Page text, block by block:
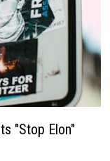
"Stop Elon"